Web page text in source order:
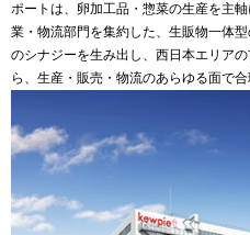
ポートは、卵加工品・惣菜の生産を主
業・物流部門を集約した、生販物一体
のシナジーを生み出し、西日本エリア
ら、生産・販売・物流のあらゆる面で